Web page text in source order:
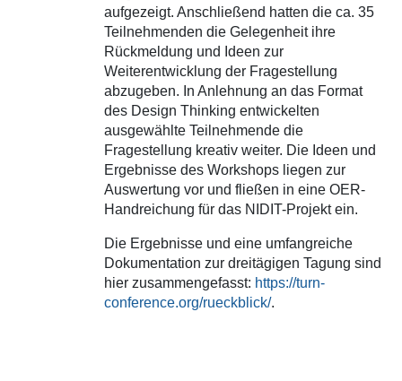
aufgezeigt. Anschließend hatten die ca. 35
Teilnehmenden die Gelegenheit ihre
Rückmeldung und Ideen zur
Weiterentwicklung der Fragestellung
abzugeben. In Anlehnung an das Format
des Design Thinking entwickelten
ausgewählte Teilnehmende die
Fragestellung kreativ weiter. Die Ideen und
Ergebnisse des Workshops liegen zur
Auswertung vor und fließen in eine OER-
Handreichung für das NIDIT-Projekt ein.
Die Ergebnisse und eine umfangreiche
Dokumentation zur dreitägigen Tagung sind
hier zusammengefasst: https://turn-
conference.org/rueckblick/.